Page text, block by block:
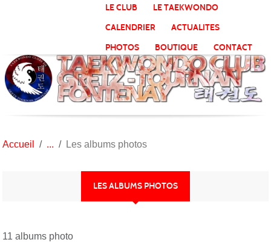
LE CLUB
LE TAEKWONDO
CALENDRIER
ACTUALITES
PHOTOS
BOUTIQUE CONTACT
Accueil Les albums photos
LES ALBUMS PHOTOS
11 albums photo
Panneau de gestion des cookies